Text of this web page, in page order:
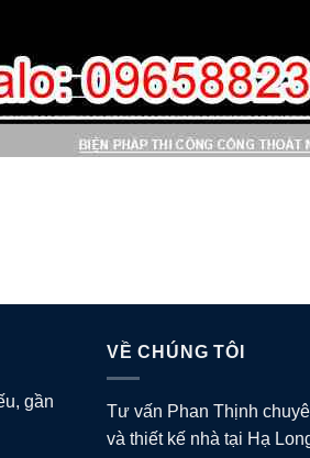
gần
VỀ CHÚNG TÔI
Tư vấn Phan Thịnh
và thiết kế nhà tại Hạ